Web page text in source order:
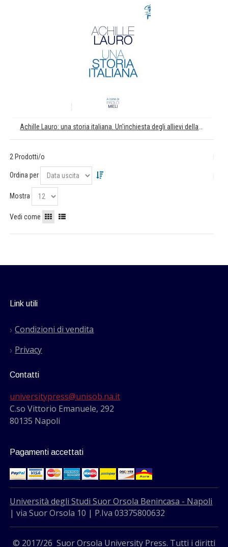
2 Prodotti/o
Ordina per
Mostra
Vedi come
Link utili
Condizioni di vendita
Privacy
Contatti
universitypress@unisob.na.it
C.so Vittorio Emanuele, 292
80135 Napoli
Pagamenti accettati
Università degli Studi Suor Orsola Benincasa - Napoli
| via Suor Orsola 10 | P.Iva 03375800632
© 2017/26 Suor Orsola University Press. Tutti i diritti